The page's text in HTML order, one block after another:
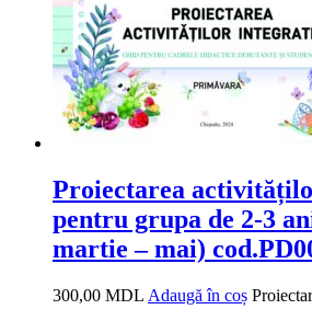
Proiectarea
pentru grupa de 2-3
martie – mai)
300,00 MDL Adaugă în coș